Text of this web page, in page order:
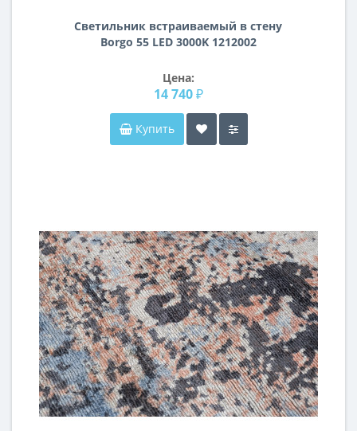
Светильник встраиваемый в стену
Borgo 55 LED 3000K 1212002
Цена:
14 740 ₽
Купить